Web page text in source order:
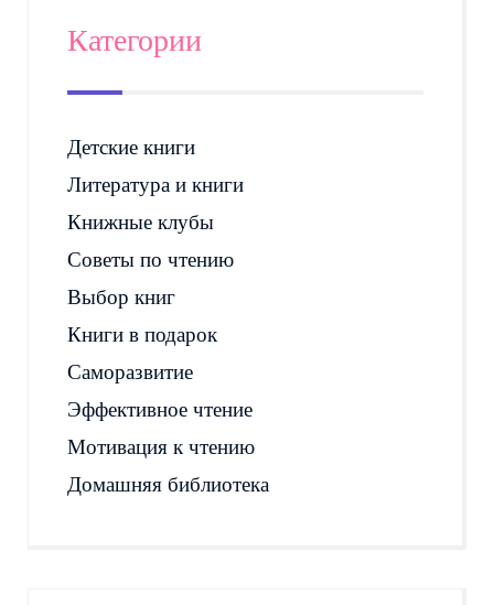
Категории
Детские книги
Литература и книги
Книжные клубы
Советы по чтению
Выбор книг
Книги в подарок
Саморазвитие
Эффективное чтение
Мотивация к чтению
Домашняя библиотека